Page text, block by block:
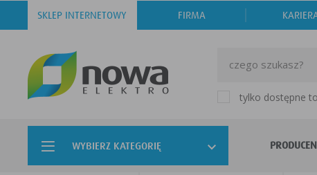
SKLEP INTERNETOWY FIRMA
tylko dostępne
WYBIERZ KATEGORIĘ